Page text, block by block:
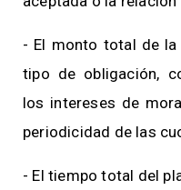
- El monto total de
tipo de obligación,
los intereses de
periodicidad de las
- El tiempo total del